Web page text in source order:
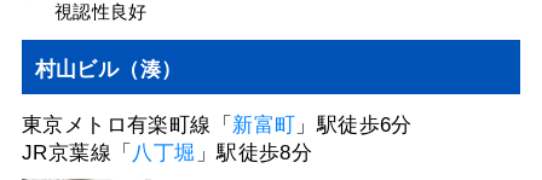
視認性良好
村山ビル（湊）
東京メトロ有楽町線「 新富町
」駅徒歩6分
JR京葉線「 八丁堀 」駅徒歩8分